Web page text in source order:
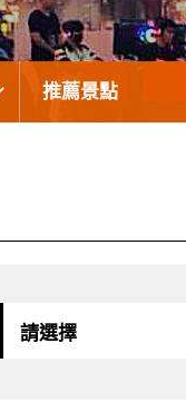
推薦景點